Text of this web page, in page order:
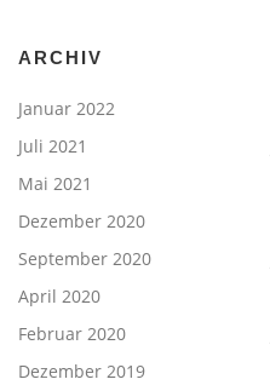
ARCHIV
Januar 2022
Juli 2021
Mai 2021
Dezember 2020
September 2020
April 2020
Februar 2020
Dezember 2019